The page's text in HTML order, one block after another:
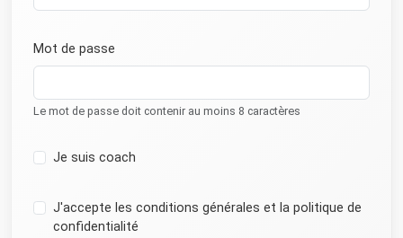
Mot de passe
Le mot de passe doit contenir au moins 8 caractères
Je suis coach
J'accepte les conditions générales et la politique de
confidentialité